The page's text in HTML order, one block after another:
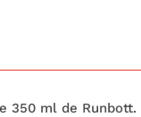
350 ml de Runbott.